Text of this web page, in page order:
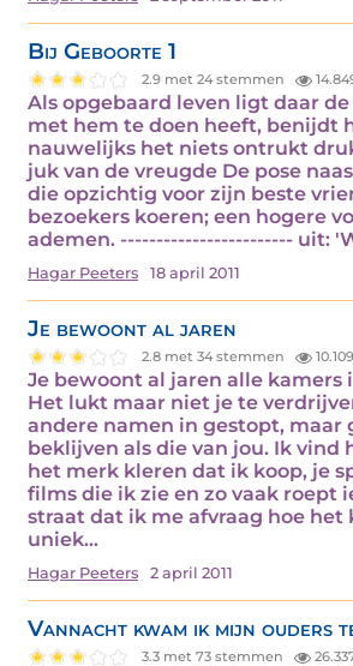
Bij Geboorte 1
2.9 met 24 stemmen
Als opgebaard leven ligt daar
met hem te doen heeft, benijdt
nauwelijks het niets ontrukt
juk van de vreugde De pose
die opzichtig voor zijn beste
bezoekers koeren; een hogere
ademen. ------------------------ uit:
Hagar Peeters 18 april 2011
Je bewoont al jaren
2.8 met 34 stemmen 10.109
Je bewoont al jaren alle kamers
Het lukt maar niet je te
andere namen in gestopt, maar
beklijven als die van jou. Ik vind
het merk kleren dat ik koop, je
films die ik zie en zo vaak roept
straat dat ik me afvraag hoe het
uniek…
Hagar Peeters 2 april 2011
Vannacht kwam ik mijn ouders
3.3 met 73 stemmen